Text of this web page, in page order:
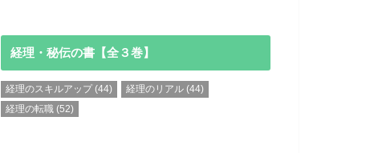
経理・秘伝の書【全３巻】
経理のスキルアップ (44) 経理のリアル (44)
経理の転職 (52)